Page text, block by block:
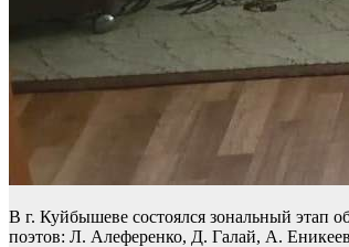
В г. Куйбышеве состоялся зональный этап
поэтов: Л. Алеференко, Д. Галай, А.